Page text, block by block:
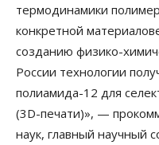
термодинамики
конкретной
созданию физико-
России технологии
полиамида-12 для
(3D-печати)», —
наук, главный научный